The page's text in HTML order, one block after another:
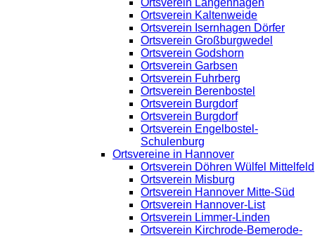
Ortsverein Kaltenweide
Ortsverein Isernhagen Dörfer
Ortsverein Großburgwedel
Ortsverein Godshorn
Ortsverein Garbsen
Ortsverein Fuhrberg
Ortsverein Berenbostel
Ortsverein Burgdorf
Ortsverein Burgdorf
Ortsverein Engelbostel-
Schulenburg
Ortsvereine in Hannover
Ortsverein Döhren Wülfel Mittelfeld
Ortsverein Misburg
Ortsverein Hannover Mitte-Süd
Ortsverein Hannover-List
Ortsverein Limmer-Linden
Ortsverein Kirchrode-Bemerode-